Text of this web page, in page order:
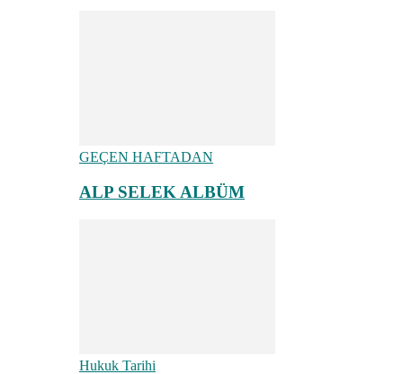
GEÇEN HAFTADAN
ALP SELEK ALBÜM
Hukuk Tarihi